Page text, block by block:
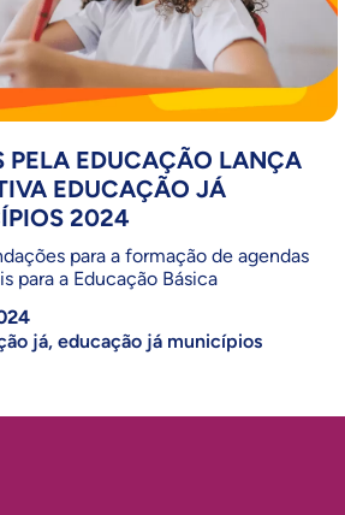
PELA EDUCAÇÃO LANÇA
EDUCAÇÃO JÁ
2024
para a formação de agendas
para a Educação Básica
já, educação já municípios